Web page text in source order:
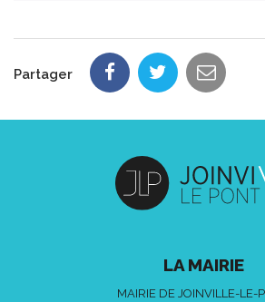
Partager
LA MAIRIE
MAIRIE DE JOINVILLE-LE-